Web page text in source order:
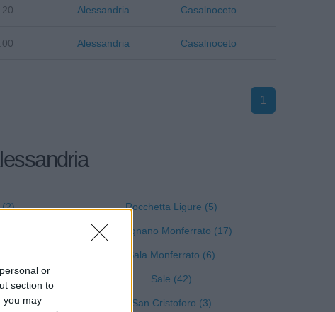
or
section to
you may
Alessandria Casalnoceto
Alessandria Casalnoceto
1
(2) Rocchetta Ligure (5)
Rosignano Monferrato (17)
Sala Monferrato (6)
Sale (42)
San Cristoforo (3)